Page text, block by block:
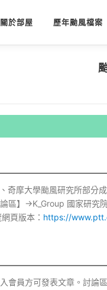
關於部屋 歷年颱風檔案
奇摩大學颱風研究所部分
區】→K_Group 國家研究
頁版本： https://
會員方可發表文章。討論